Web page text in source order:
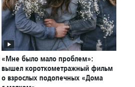
«Мне было мало проблем»:
вышел короткометражный фильм
о взрослых подопечных «Дома